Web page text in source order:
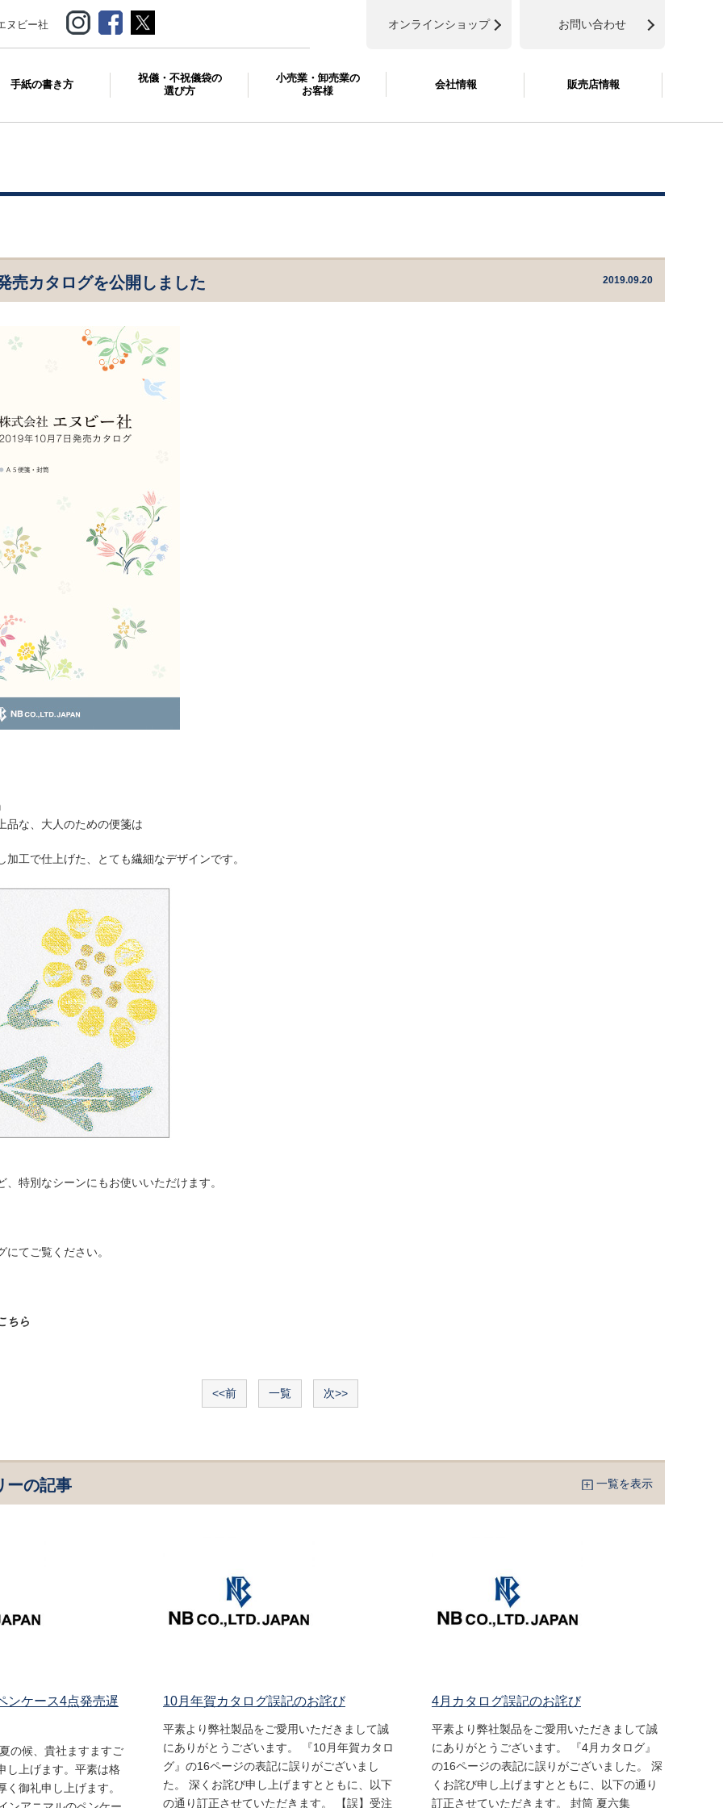
ヌビー社 お問い合わせ
オンラインショップ
手紙の書き方
祝儀・不祝儀袋の
選び方
小売業・卸売業の
お客様
会社情報 販売店情報
売カタログを公開しました 2019.09.20
品な、大人のための便箋は
加工で仕上げた、とても繊細なデザインです。
、特別なシーンにもお使いいただけます。
てご覧ください。
ちら
<<前 一覧 次>>
ーの記事 一覧を表示
ケース4点発売遅
の候、貴社ますますご
し上げます。平素は格
御礼申し上げます。
10月年賀カタログ誤記のお詫び
平素より弊社製品をご愛用いただきまして誠
にありがとうございます。 『10月年賀カタロ
グ』の16ページの表記に誤りがございまし
た。 深くお詫び申し上げますとともに、以下
の通り訂正させていただきます。 【誤】受注
4月カタログ誤記のお詫び
平素より弊社製品をご愛用いただきまして誠
にありがとうございます。 『4月カタログ』
の16ページの表記に誤りがございました。 深
くお詫び申し上げますとともに、以下の通り
訂正させていただきます。 封筒 夏六集